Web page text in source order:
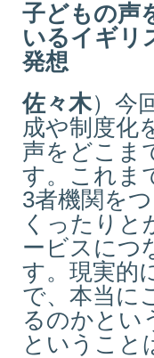
子どもの声
いるイギリ
発想
佐々木）今
成や制度化
声をどこま
す。これま
3者機関を
くったりと
ービスにつ
す。現実的
で、本当に
るのかとい
ということ